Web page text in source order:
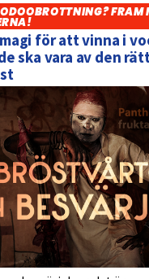
FRAM
för att vinna i
ska vara av den